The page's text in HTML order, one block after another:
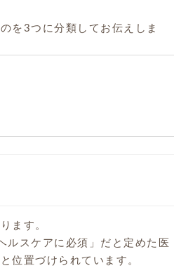
を3つに分類してお伝えしま
ます。
ルスケアに必須」だと定めた医
位置づけられています。